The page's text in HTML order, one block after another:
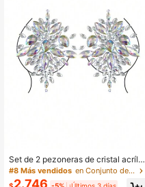
Set de 2 pezoneras de cristal acrílic
o para mujer para fiestas en discote
cas, para raves
#8 Más vendidos en Conjunto de 2 piezas Cubrepezones y compresas p
$2.746 -5% ¡Últimos 3 días